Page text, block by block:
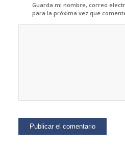
Guarda mi nombre, correo
para la próxima vez que